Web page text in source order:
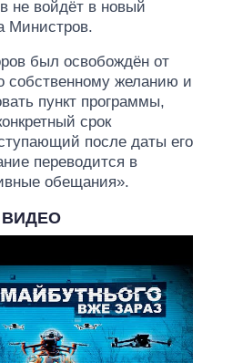
не войдёт в новый
Министров.
был освобождён от
собственному желанию и
пункт программы,
срок
после даты его
переводится в
обещания».
ВИДЕО